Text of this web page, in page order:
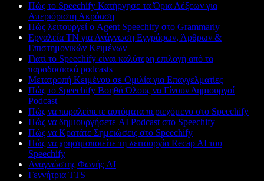
Πώς το Speechify Κατήργησε τα Όρια Λέξεων για
Απεριόριστη Ακρόαση
Πώς λειτουργεί ο Agent Speechify στο Grammarly
Εργαλεία ΤΝ για Ανάγνωση Εγγράφων, Άρθρων &
Επιστημονικών Κειμένων
Γιατί το Speechify είναι καλύτερη επιλογή από τα
παραδοσιακά podcasts
Μετατροπή Κειμένου σε Ομιλία για Επαγγελματίες
Πώς το Speechify Βοηθά Όλους να Γίνουν Δημιουργοί
Podcast
Πώς να παραλείπετε αυτόματα περιεχόμενο στο Speechify
Πώς να δημιουργήσετε AI Podcast στο Speechify
Πώς να Κρατάτε Σημειώσεις στο Speechify
Πώς να χρησιμοποιείτε τη λειτουργία Recap AI του
Speechify
Αναγνώστης Φωνής AI
Γεννήτρια TTS